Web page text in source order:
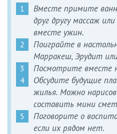
Вместе примите
друг другу массаж
вместе ужин.
Поиграйте в
Марракеш, Эрудит
Посмотрите вместе
Обсудите будущие
жилья. Можно
составить мини
Поговорите о
если их рядом нет.